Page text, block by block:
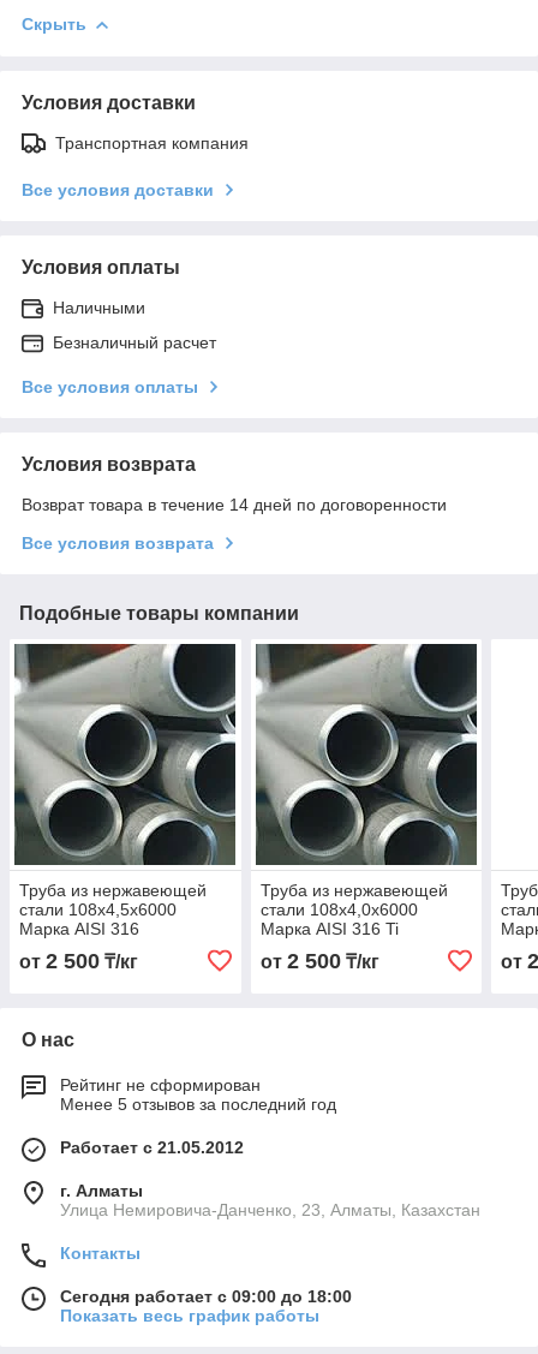
Скрыть
Условия доставки
Транспортная компания
Все условия доставки
Условия оплаты
Наличными
Безналичный расчет
Все условия оплаты
Условия возврата
Возврат товара в течение 14 дней по договоренности
Все условия возврата
Подобные товары компании
Труба из нержавеющей
стали 108х4,5х6000
Марка AISI 316
от 2 500 ₸/кг
Труба из нержавеющей
стали 108х4,0х6000
Марка AISI 316 Ti
от 2 500₸/кг от
О нас
Рейтинг не сформирован
Менее 5 отзывов за последний год
Работает с 21.05.2012
г. Алматы
Улица Немировича-Данченко, 23, Алматы, Казахстан
Контакты
Сегодня работает с 09:00 до 18:00
Показать весь график работы